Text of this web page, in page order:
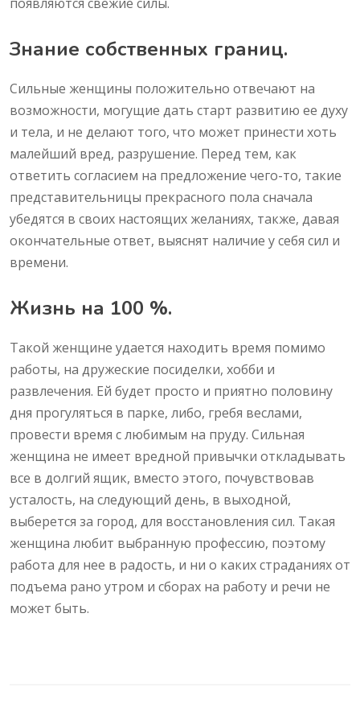
Знание собственных границ.
Сильные женщины положительно отвечают на
возможности, могущие дать старт развитию ее духу
и тела, и не делают того, что может принести хоть
малейший вред, разрушение. Перед тем, как
ответить согласием на предложение чего-то, такие
представительницы прекрасного пола сначала
убедятся в своих настоящих желаниях, также, давая
окончательные ответ, выяснят наличие у себя сил и
времени.
Жизнь на 100 %.
Такой женщине удается находить время помимо
работы, на дружеские посиделки, хобби и
развлечения. Ей будет просто и приятно половину
дня прогуляться в парке, либо, гребя веслами,
провести время с любимым на пруду. Сильная
женщина не имеет вредной привычки откладывать
все в долгий ящик, вместо этого, почувствовав
усталость, на следующий день, в выходной,
выберется за город, для восстановления сил. Такая
женщина любит выбранную профессию, поэтому
работа для нее в радость, и ни о каких страданиях от
подъема рано утром и сборах на работу и речи не
может быть.